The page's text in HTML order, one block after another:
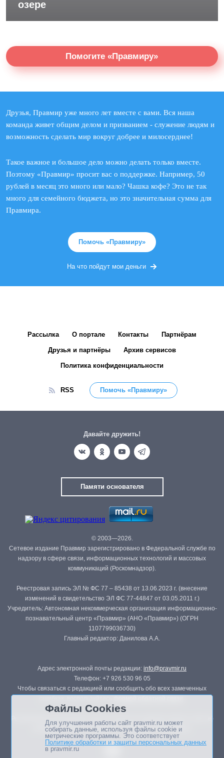
озере
Помогите «Правмиру»
Друзья, Правмир уже много лет вместе с вами. Вся наша
команда живет общим делом и призванием - служение людям и
возможность сделать мир вокруг добрее и милосерднее!
Такое важное и большое дело можно делать только вместе.
Поэтому «Правмир» просит вас о поддержке. Например, 50
рублей в месяц это много или мало? Чашка кофе? Это не так
много для семейного бюджета, но это значительная сумма для
Правмира.
Помочь «Правмиру»
На что пойдут мои деньги
Рассылка О портале Контакты Партнёрам
Друзья и партнёры Архив сервисов
Политика конфиденциальности
RSS Помочь «Правмиру»
Давайте дружить!
Памяти основателя
© 2003—2026.
Сетевое издание Правмир зарегистрировано в Федеральной службе по
надзору в сфере связи, информационных технологий и массовых
коммуникаций (Роскомнадзор).
Реестровая запись ЭЛ № ФС 77 – 85438 от 13.06.2023 г. (внесение
изменений в свидетельство ЭЛ ФС 77-44847 от 03.05.2011 г.)
Учредитель: Автономная некоммерческая организация информационно-
познавательный центр «Правмир» (АНО «Правмир») (ОГРН
1107799036730)
Главный редактор: Данилова А.А.
Адрес электронной почты редакции: info@pravmir.ru
Телефон: +7 926 530 96 05
Чтобы связаться с редакцией или сообщить обо всех замеченных
Републикация материалов сайта в печатных изданиях (книгах, прессе)
возможна только с письменного разрешения редакции.
Файлы Cookies
Для улучшения работы сайт pravmir.ru может
собирать данные, используя файлы cookie и
метрические программы. Это соответствует
Политике обработки и защиты персональных данных
в pravmir.ru